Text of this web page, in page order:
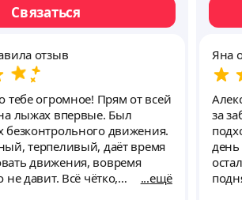
Связаться
отзыв
тебе огромное! Прям от всей
лыжах впервые. Был
безконтрольного движения.
терпеливый, даёт время
движения, вовремя
не давит. Всё чётко,
ещё
Яна
за